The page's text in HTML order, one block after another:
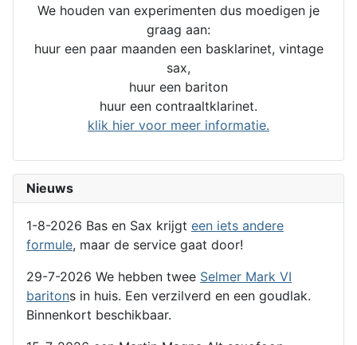
We houden van experimenten dus moedigen je
graag aan:
huur een paar maanden een basklarinet, vintage
sax,
huur een bariton
huur een contraaltklarinet.
klik hier voor meer informatie.
Nieuws
1-8-2026 Bas en Sax krijgt een iets andere
formule, maar de service gaat door!
29-7-2026 We hebben twee Selmer Mark VI
baritons in huis. Een verzilverd en een goudlak.
Binnenkort beschikbaar.